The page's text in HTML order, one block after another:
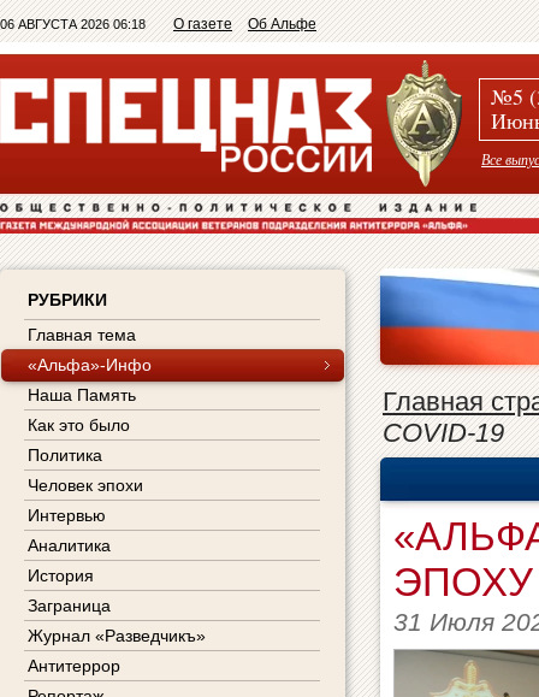
06 АВГУСТА 2026 06:18 О газете Об Альфе
№5
Все
РУБРИКИ
Главная тема
«Альфа»-Инфо
Наша Память
Как это было
Политика
Человек эпохи
Интервью
Аналитика
История
Заграница
Журнал «Разведчикъ»
Антитеррор
Главная
COVID-19
ЭПОХУ
31 Июля